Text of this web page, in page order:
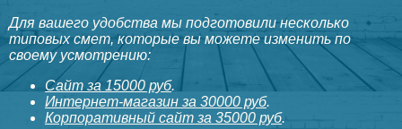
Для вашего удобства мы подготовили несколько
типовых смет, которые вы можете изменить по
своему усмотрению:
Сайт за 15000 руб.
Интернет-магазин за 30000 руб.
Корпоративный сайт за 35000 руб.